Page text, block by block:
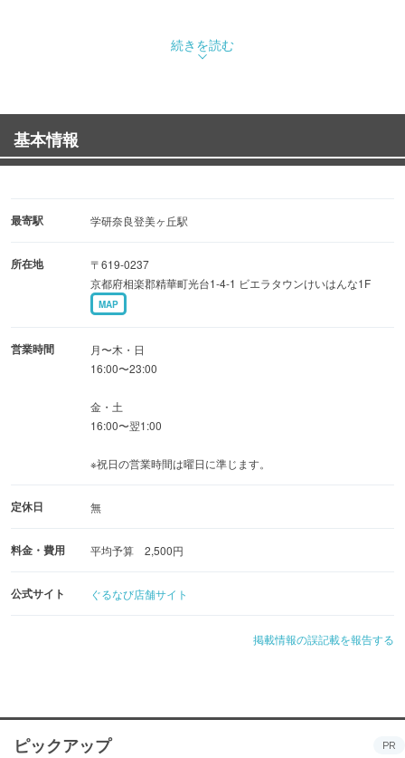
■お料理もセットでお得！2時間飲み放題付きコース
た満足コース【全8品】5,000円
≪人気コース≫
・鶏とろ肩肉の旨塩陶板焼と刺身3種盛りが付いたお手軽
・自慢のもつ鍋と刺身3種盛りが付いた名物コース【全8
続きを読む
基本情報
最寄駅 学研奈良登美ヶ丘駅
所在地
〒619-0237
京都府相楽郡精華町光台1-4-1 ビエラタウンけいはんな1F
MAP
営業時間
月〜木・日
16:00〜23:00
金・土
16:00〜翌1:00
※祝日の営業時間は曜日に準じます。
定休日 無
料金・費用 平均予算 2,500円
公式サイト ぐるなび店舗サイト
掲載情報の誤記載を報告する
ピックアップ PR